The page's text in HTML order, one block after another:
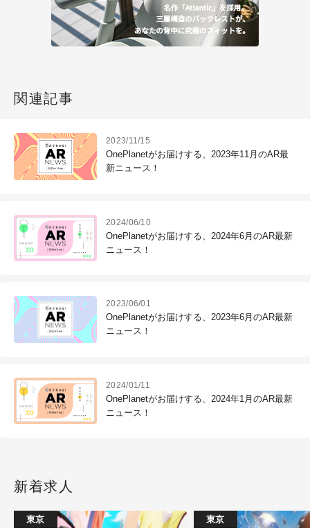
関連記事
2023/11/15
OnePlanetがお届けする、2023年11月のAR最
新ニュース！
2024/06/10
OnePlanetがお届けする、2024年6月のAR最新
ニュース！
2023/06/01
OnePlanetがお届けする、2023年6月のAR最新
ニュース！
2024/01/11
OnePlanetがお届けする、2024年1月のAR最新
ニュース！
新着求人
東京 東京